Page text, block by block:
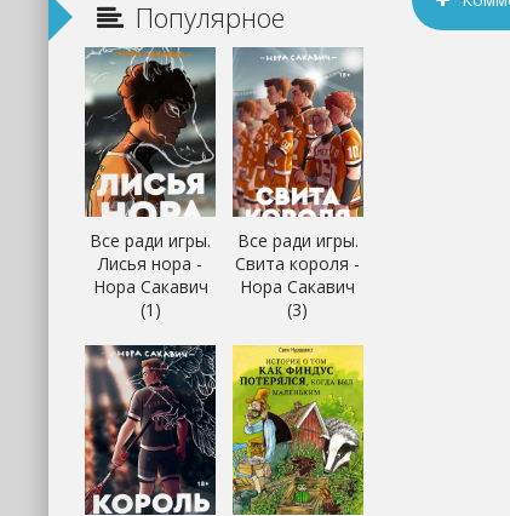
Популярное
Все ради игры.
Лисья нора -
Нора Сакавич
(1)
Все ради игры.
Свита короля -
Нора Сакавич
(3)